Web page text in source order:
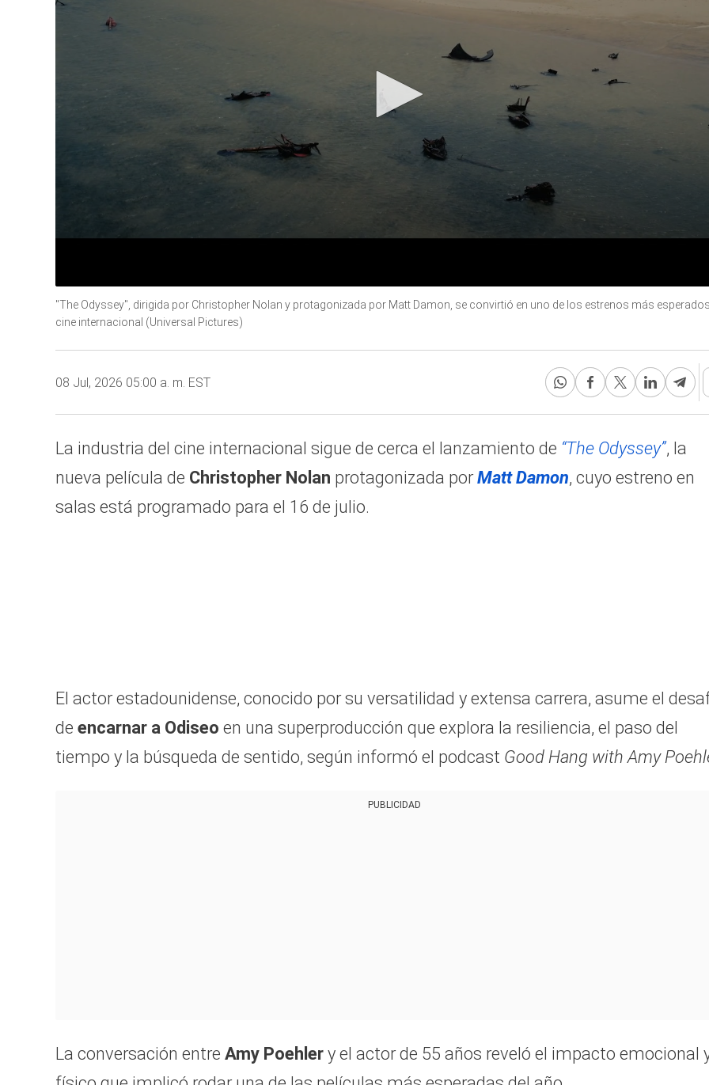
seconds
of
2
25
90%
"The Odyssey", dirigida por Christopher Nolan y protagonizada por Matt Damon, se convirtió en uno de los estrenos más
cine internacional (Universal Pictures)
08 Jul, 2026 05:00 a. m. EST
La industria del cine internacional sigue de cerca el lanzamiento de “The Odyssey”, la
nueva película de Christopher Nolan protagonizada porMatt Damon, cuyo estreno en
salas está programado para el 16 de julio.
El actor estadounidense, conocido por su versatilidad y extensa carrera, asume el
de encarnar a Odiseo en una superproducción que explora la resiliencia, el paso del
tiempo y la búsqueda de sentido, según informó el podcast Good Hang with Amy
PUBLICIDAD
La conversación entre Amy Poehler y el actor de 55 años reveló el impacto emocional